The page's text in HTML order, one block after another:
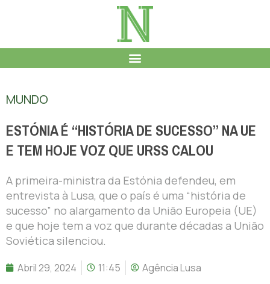
MUNDO
ESTÓNIA É “HISTÓRIA DE SUCESSO” NA UE
E TEM HOJE VOZ QUE URSS CALOU
A primeira-ministra da Estónia defendeu, em
entrevista à Lusa, que o país é uma “história de
sucesso” no alargamento da União Europeia (UE)
e que hoje tem a voz que durante décadas a União
Soviética silenciou.
Abril 29, 2024 11:45 Agência Lusa